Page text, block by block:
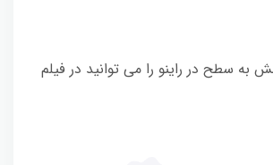
به سطح در راینو را می توانید در فیلم